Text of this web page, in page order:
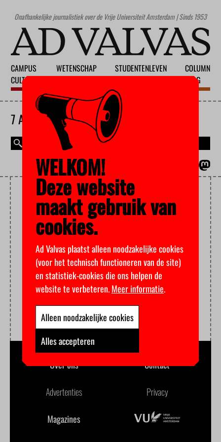
Onafhankelijke journalistiek over de Vrije Universiteit Amsterdam | Sinds 1953
CAMPUS
CULTUUR
WETENSCHAP
STUDENTENLEVEN
COLUMN
BLOG
7 AUGUSTUS 2026
PIM CUIJPERS
Over ons Contact
Advertenties Privacy
Magazines
WELKOM!
Deze website
maakt gebruik van
cookies.
Ad Valvas plaatst alleen noodzakelijke cookies
(voor het technisch functioneren van de site)
en statistiek-cookies die ons helpen de
website te verbeteren.Meer informatie.
Alleen noodzakelijke cookies
Alles accepteren